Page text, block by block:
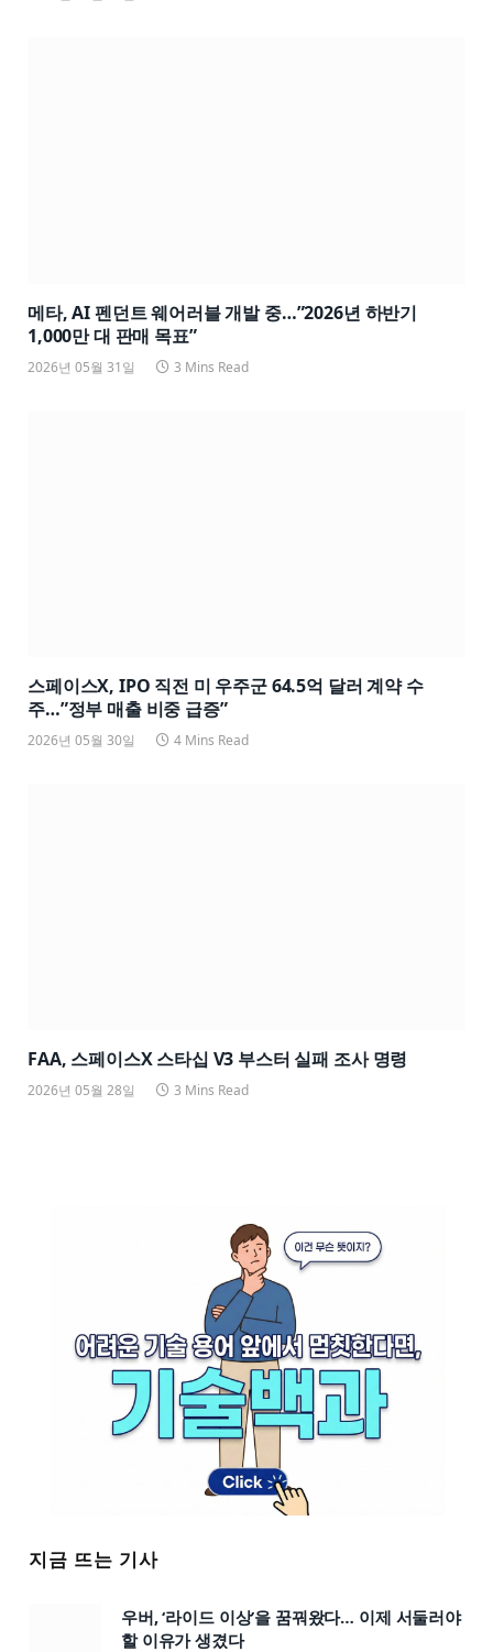
메타, AI 펜던트 웨어러블 개발 중…”2026년 하반기
1,000만 대 판매 목표”
2026년 05월 31일 3 Mins Read
스페이스X, IPO 직전 미 우주군 64.5억 달러 계약 수
주…”정부 매출 비중 급증”
2026년 05월 30일 4 Mins Read
FAA, 스페이스X 스타십 V3 부스터 실패 조사 명령
2026년 05월 28일 3 Mins Read
지금 뜨는 기사
우버, ‘라이드 이상’을 꿈꿔왔다… 이제 서둘러야
할 이유가 생겼다